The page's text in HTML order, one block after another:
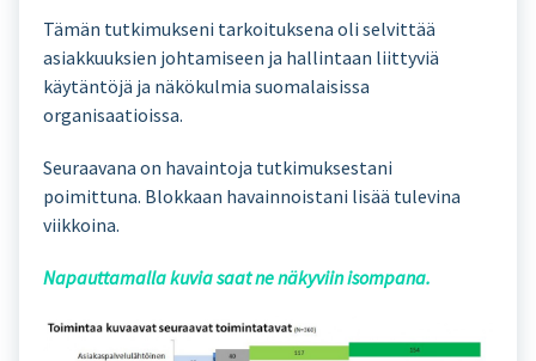
Tämän tutkimukseni tarkoituksena oli selvittää
asiakkuuksien johtamiseen ja hallintaan liittyviä
käytäntöjä ja näkökulmia suomalaisissa
organisaatioissa.
Seuraavana on havaintoja tutkimuksestani
poimittuna. Blokkaan havainnoistani lisää tulevina
viikkoina.
Napauttamalla kuvia saat ne näkyviin isompana.